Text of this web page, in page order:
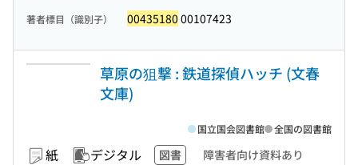
著者標目（識別子） 00435180 00107423
草原の狙撃 : 鉄道探偵ハッチ (文春
文庫)
紙 デジタル 図書 障害者向け資料あり
国立国会図書館 全国の図書館